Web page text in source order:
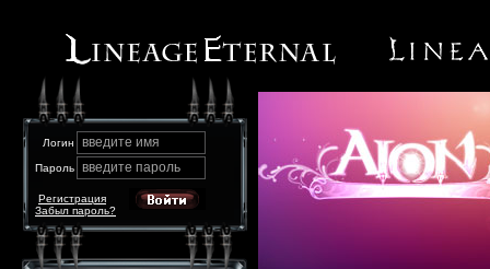
Логин введите имя
Пароль введите пароль
Забыл пароль?
Регистрация